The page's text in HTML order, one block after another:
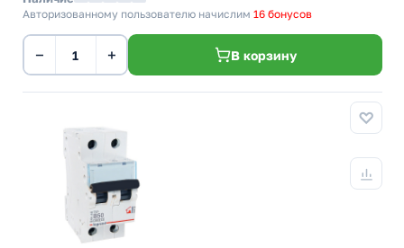
Авторизованному пользователю начислим 16 бонусов
− + В корзину